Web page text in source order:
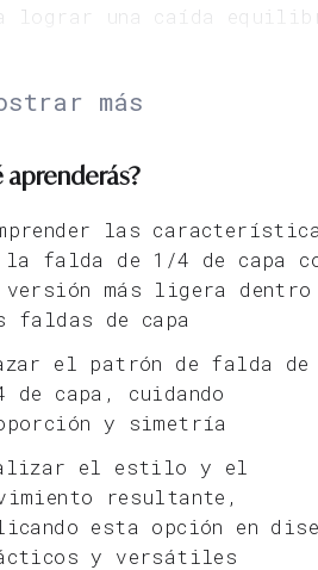
lograr una caída
comprendiendo las
forma de optimizar el
de capa, ampliando
incluidos
2 vídeos explicativos
Lección en PDF: patrón
Nomenclatura
Patrón falda 1/4 capa
más
aprenderás?
las
la falda de 1/4 de capa
más ligera dentro
faldas de capa
el patrón de falda de
de capa, cuidando
y simetría
el estilo y el
resultante,
esta opción en
y versátiles